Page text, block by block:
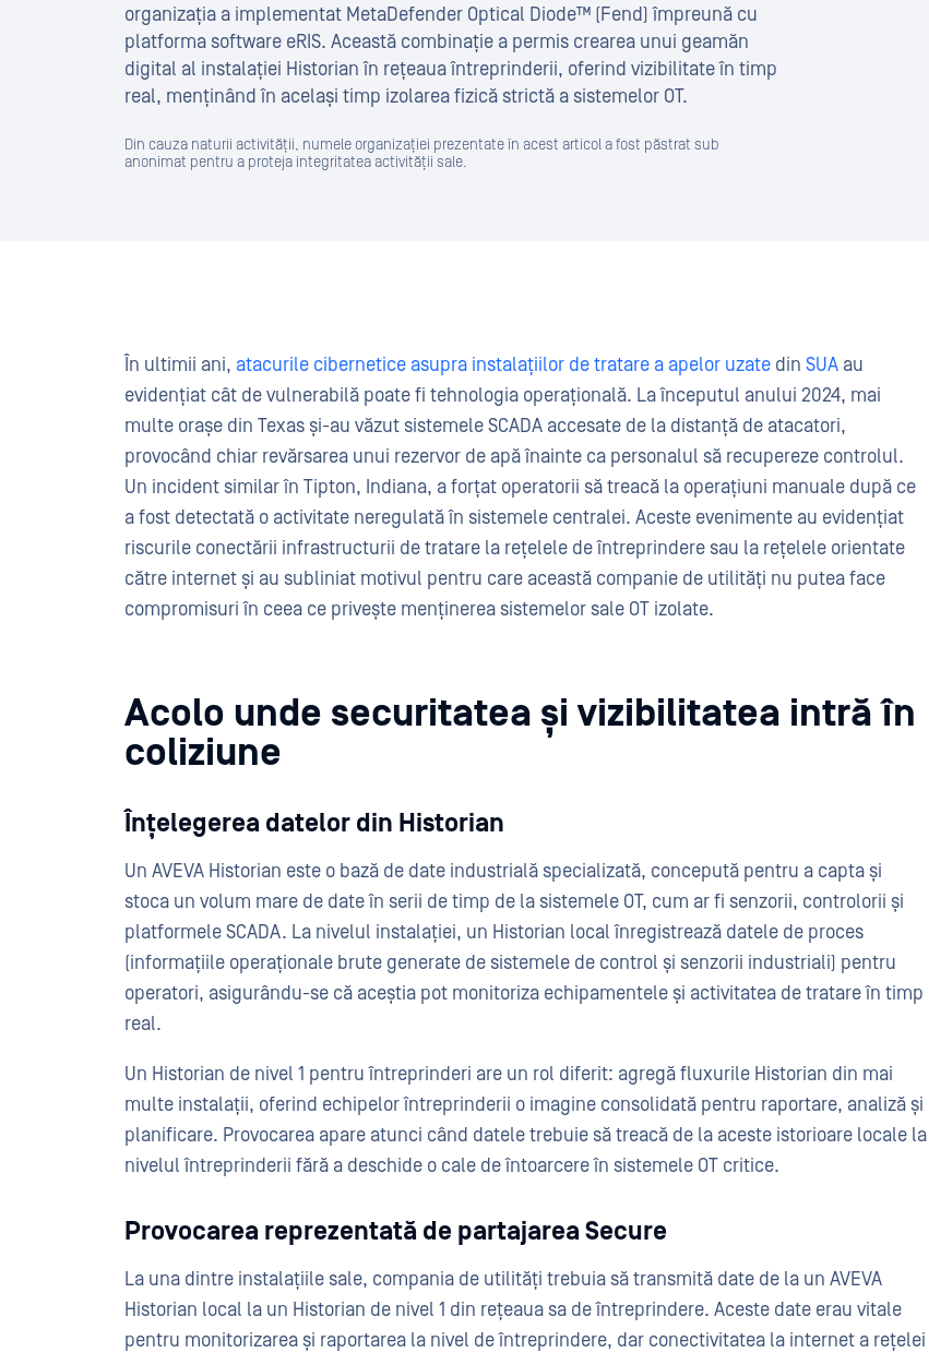
organizația a implementat MetaDefender Optical Diode™ (Fend) împreună cu
platforma software eRIS. Această combinație a permis crearea unui geamăn
digital al instalației Historian în rețeaua întreprinderii, oferind vizibilitate în timp
real, menținând în același timp izolarea fizică strictă a sistemelor OT.
Din cauza naturii activității, numele organizației prezentate în acest articol a fost păstrat sub
anonimat pentru a proteja integritatea activității sale.
În ultimii ani, atacurile cibernetice asupra instalațiilor de tratare a apelor uzate din SUA au
evidențiat cât de vulnerabilă poate fi tehnologia operațională. La începutul anului 2024, mai
multe orașe din Texas și-au văzut sistemele SCADA accesate de la distanță de atacatori,
provocând chiar revărsarea unui rezervor de apă înainte ca personalul să recupereze controlul.
Un incident similar în Tipton, Indiana, a forțat operatorii să treacă la operațiuni manuale după ce
a fost detectată o activitate neregulată în sistemele centralei. Aceste evenimente au evidențiat
riscurile conectării infrastructurii de tratare la rețelele de întreprindere sau la rețelele orientate
către internet și au subliniat motivul pentru care această companie de utilități nu putea face
compromisuri în ceea ce privește menținerea sistemelor sale OT izolate.
Acolo unde securitatea și vizibilitatea intră în
coliziune
Înțelegerea datelor din Historian
Un AVEVA Historian este o bază de date industrială specializată, concepută pentru a capta și
stoca un volum mare de date în serii de timp de la sistemele OT, cum ar fi senzorii, controlorii și
platformele SCADA. La nivelul instalației, un Historian local înregistrează datele de proces
(informațiile operaționale brute generate de sistemele de control și senzorii industriali) pentru
operatori, asigurându-se că aceștia pot monitoriza echipamentele și activitatea de tratare în timp
real.
Un Historian de nivel 1 pentru întreprinderi are un rol diferit: agregă fluxurile Historian din mai
multe instalații, oferind echipelor întreprinderii o imagine consolidată pentru raportare, analiză și
planificare. Provocarea apare atunci când datele trebuie să treacă de la aceste istorioare locale la
nivelul întreprinderii fără a deschide o cale de întoarcere în sistemele OT critice.
Provocarea reprezentată de partajarea Secure
La una dintre instalațiile sale, compania de utilități trebuia să transmită date de la un AVEVA
Historian local la un Historian de nivel 1 din rețeaua sa de întreprindere. Aceste date erau vitale
pentru monitorizarea și raportarea la nivel de întreprindere, dar conectivitatea la internet a rețelei